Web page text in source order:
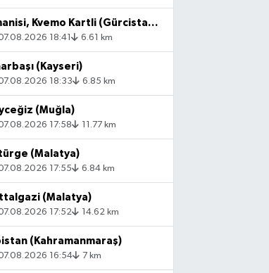
Dmanisi, Kvemo Kartli (Gürcistan) - [53.36 km] Akyaka (Kars)
18:41 6.61 km
(Kayseri)
18:33 6.85 km
(Muğla)
17:58 11.77 km
(Malatya)
17:55 6.84 km
(Malatya)
17:52 14.62 km
(Kahramanmaraş)
16:54 7 km